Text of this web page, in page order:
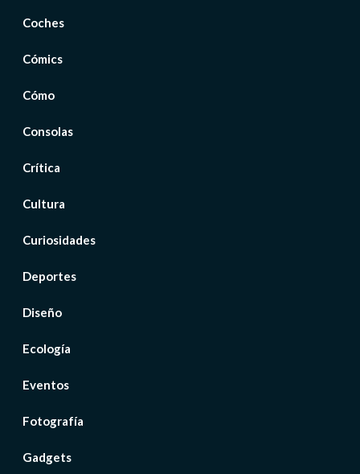
Coches
Cómics
Cómo
Consolas
Crítica
Cultura
Curiosidades
Deportes
Diseño
Ecología
Eventos
Fotografía
Gadgets